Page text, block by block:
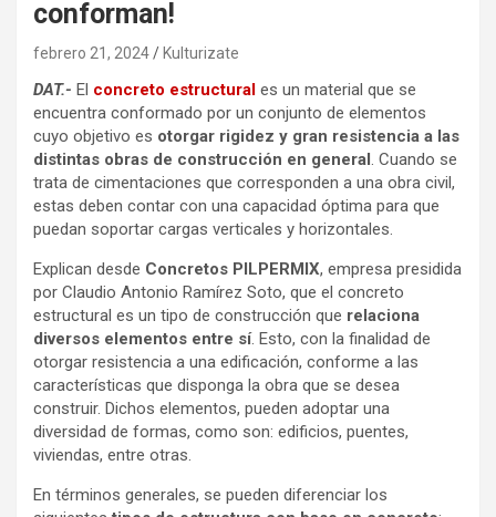
conforman!
febrero 21, 2024 Kulturizate
DAT.- El concreto estructural es un material que se
encuentra conformado por un conjunto de elementos
cuyo objetivo es otorgar rigidez y gran resistencia a las
distintas obras de construcción en general. Cuando se
trata de cimentaciones que corresponden a una obra civil,
estas deben contar con una capacidad óptima para que
puedan soportar cargas verticales y horizontales.
Explican desde Concretos PILPERMIX, empresa presidida
por Claudio Antonio Ramírez Soto, que el concreto
estructural es un tipo de construcción que relaciona
diversos elementos entre sí. Esto, con la finalidad de
otorgar resistencia a una edificación, conforme a las
características que disponga la obra que se desea
construir. Dichos elementos, pueden adoptar una
diversidad de formas, como son: edificios, puentes,
viviendas, entre otras.
En términos generales, se pueden diferenciar los